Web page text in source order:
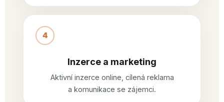
4
Inzerce a marketing
Aktivní inzerce online, cílená reklama
a komunikace se zájemci.